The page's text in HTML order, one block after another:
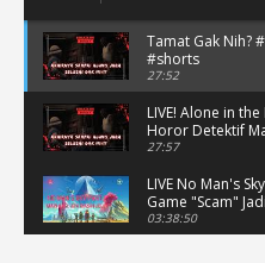
Tamat Gak Nih?
#shorts
27:52
LIVE! Alone in
Horor Detektif
27:57
LIVE No Man's
Game "Scam"
03:38:50